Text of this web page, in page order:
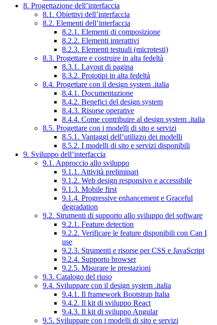
8. Progettazione dell’interfaccia
8.1. Obiettivi dell’interfaccia
8.2. Elementi dell’interfaccia
8.2.1. Elementi di composizione
8.2.2. Elementi interattivi
8.2.3. Elementi testuali (microtesti)
8.3. Progettare e costruire in alta fedeltà
8.3.1. Layout di pagina
8.3.2. Prototipi in alta fedeltà
8.4. Progettare con il design system .italia
8.4.1. Documentazione
8.4.2. Benefici del design system
8.4.3. Risorse operative
8.4.4. Come contribuire al design system .italia
8.5. Progettare con i modelli di sito e servizi
8.5.1. Vantaggi dell’utilizzo dei modelli
8.5.2. I modelli di sito e servizi disponibili
9. Sviluppo dell’interfaccia
9.1. Approccio allo sviluppo
9.1.1. Attività preliminari
9.1.2. Web design responsivo e accessibile
9.1.3. Mobile first
9.1.4. Progressive enhancement e Graceful
degradation
9.2. Strumenti di supporto allo sviluppo del software
9.2.1. Feature detection
9.2.2. Verificare le feature disponibili con Can I
use
9.2.3. Strumenti e risorse per CSS e JavaScript
9.2.4. Supporto browser
9.2.5. Misurare le prestazioni
9.3. Catalogo del riuso
9.4. Sviluppare con il design system .italia
9.4.1. Il framework Bootstrap Italia
9.4.2. Il kit di sviluppo React
9.4.3. Il kit di sviluppo Angular
9.5. Sviluppare con i modelli di sito e servizi